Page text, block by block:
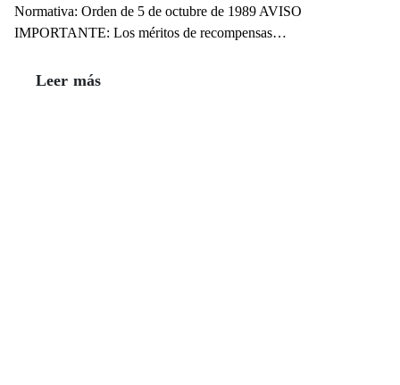
Normativa: Orden de 5 de octubre de 1989 AVISO
IMPORTANTE: Los méritos de recompensas…
Leer más